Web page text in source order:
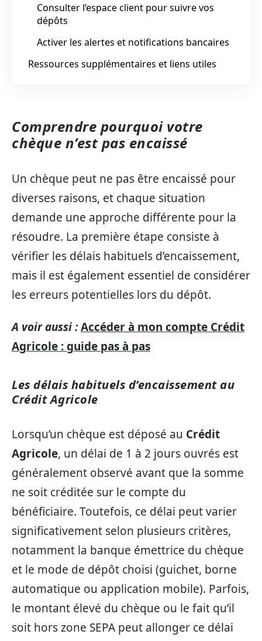
Consulter l’espace client pour suivre vos
dépôts
Activer les alertes et notifications bancaires
Ressources supplémentaires et liens utiles
Comprendre pourquoi votre
chèque n’est pas encaissé
Un chèque peut ne pas être encaissé pour
diverses raisons, et chaque situation
demande une approche différente pour la
résoudre. La première étape consiste à
vérifier les délais habituels d’encaissement,
mais il est également essentiel de considérer
les erreurs potentielles lors du dépôt.
A voir aussi :Accéder à mon compte Crédit
Agricole : guide pas à pas
Les délais habituels d’encaissement au
Crédit Agricole
Lorsqu’un chèque est déposé au Crédit
Agricole, un délai de 1 à 2 jours ouvrés est
généralement observé avant que la somme
ne soit créditée sur le compte du
bénéficiaire. Toutefois, ce délai peut varier
significativement selon plusieurs critères,
notamment la banque émettrice du chèque
et le mode de dépôt choisi (guichet, borne
automatique ou application mobile). Parfois,
le montant élevé du chèque ou le fait qu’il
soit hors zone SEPA peut allonger ce délai